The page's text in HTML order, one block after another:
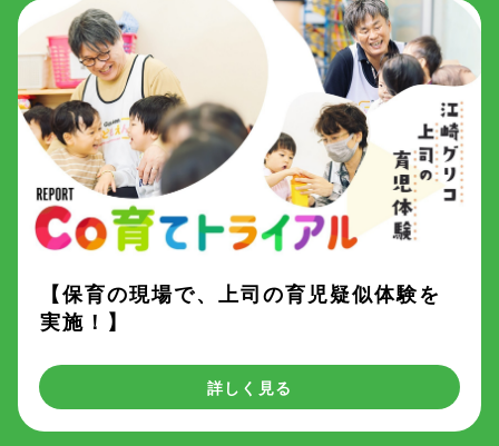
【保育の現場で、上司の育児疑似体験を
実施！】
詳しく見る